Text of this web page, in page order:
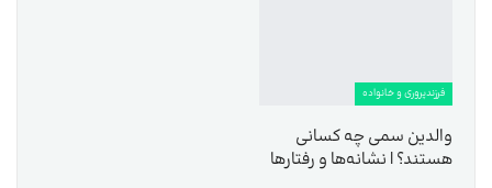
فرزندپروری و خانواده
والدین سمی چه کسانی
هستند؟ | نشانه‌ها و رفتارها